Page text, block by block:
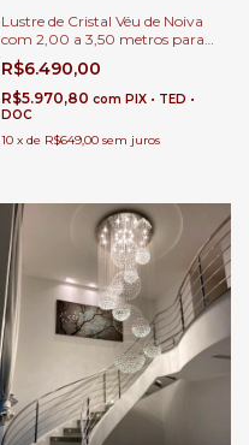
Lustre de Cristal Véu de Noiva
com 2,00 a 3,50 metros para
Casas Pé Direito Duplo.
R$6.490,00
R$5.970,80 com PIX • TED •
DOC
10 x de R$649,00 sem juros